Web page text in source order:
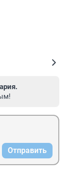
Отправить